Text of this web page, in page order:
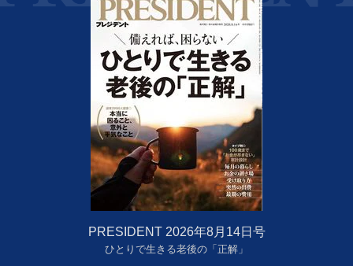
PRESIDENT 2026年8月14日号
ひとりで生きる老後の「正解」